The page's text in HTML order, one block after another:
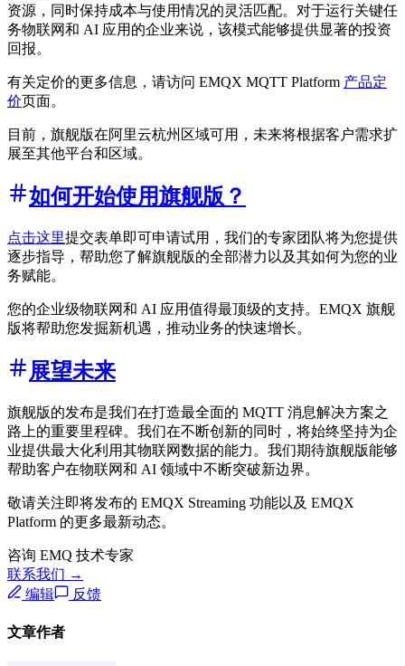
资源，同时保持成本与使用情况的灵活匹配。对于运行关键任
务物联网和 AI 应用的企业来说，该模式能够提供显著的投资
回报。
有关定价的更多信息，请访问 EMQX MQTT Platform 产品定
价页面。
目前，旗舰版在阿里云杭州区域可用，未来将根据客户需求扩
展至其他平台和区域。
如何开始使用旗舰版？
点击这里提交表单即可申请试用，我们的专家团队将为您提供
逐步指导，帮助您了解旗舰版的全部潜力以及其如何为您的业
务赋能。
您的企业级物联网和 AI 应用值得最顶级的支持。EMQX 旗舰
版将帮助您发掘新机遇，推动业务的快速增长。
展望未来
旗舰版的发布是我们在打造最全面的 MQTT 消息解决方案之
路上的重要里程碑。我们在不断创新的同时，将始终坚持为企
业提供最大化利用其物联网数据的能力。我们期待旗舰版能够
帮助客户在物联网和 AI 领域中不断突破新边界。
敬请关注即将发布的 EMQX Streaming 功能以及 EMQX
Platform 的更多最新动态。
咨询 EMQ 技术专家
联系我们 →
编辑
反馈
文章作者